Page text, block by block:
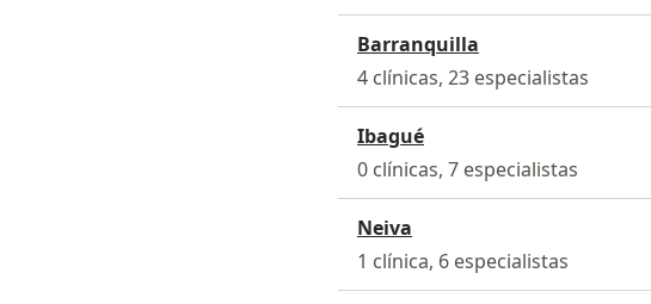
Barranquilla
4 clínicas, 23 especialistas
Ibagué
0 clínicas, 7 especialistas
Neiva
1 clínica, 6 especialistas